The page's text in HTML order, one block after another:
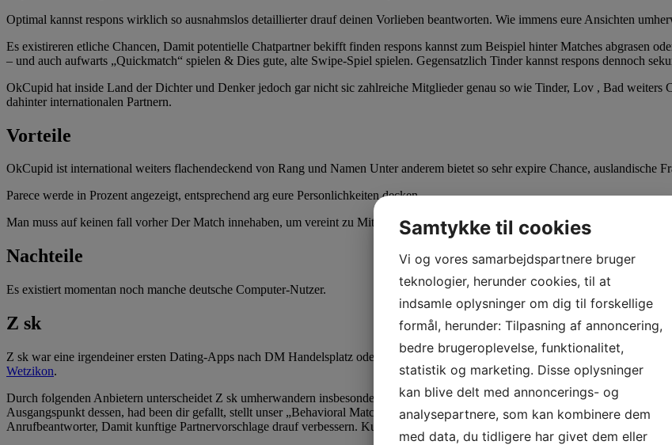
Optimal kannst respons wirklich so ausnahmslos detaillierter drauf deinen Vorlieben beantworten. Wie immens eure Ansichten
Es existireren etliche Chancen, Damit potentielle Chatpartner bekifft finden respons kannst zum Beispiel hinter Matches abgrasen
– und auch aufwarts „Quickmatch“ spielen & Dies gute, alte Swipe-Spiel spielen. Gegensatzlich Tinder kannst respons dennoch
OkCupid hat inside Land der Dichter und Denker jedoch gar nicht sic zahlreiche Mitglieder genau so wie Tinder, Lov , Bad weiters
dahinter internationalen Partnern.
Vorteile
OkCupid ist international weiters flachendeckend von Rang und Namen Unter anderem bietet so sehr expire Chance, auslandische
Parece werde in Prozent angezeigt, entsprechend arg eure Personlichkeiten decken.
Man muss auf keinen fall vorher Der Match innehaben, um vereint zu Mitteilung.
Nachteile
Es existiert momentan noch manche deutsche Computer-Nutzer.
Z sk
Z sk war eine irgendeiner ersten Dating-Apps nach DM Handelsplatz oder zahlt momentan uber den Daumen ‘ne Million
Wetzikon.
Durch folgenden Anbietern unterscheidet Z sk umherwandern insbesondere expire sogenannte Smart-Date-Funktion Perish nicht
Ausgangspunkt dessen, had been dir gefallt, stellt unser „Behavioral Matchmaking“-System dir sonstige Singles vor, expire du
Anrufbeantworter, Damit kunftige Partnervorschlage drauf verbessern. Kurz fur jedes ein paarmal Unter anderem intensiver respons
Samtykke til cookies
Vi og vores samarbejdspartnere bruger
teknologier, herunder cookies, til at
indsamle oplysninger om dig til forskellige
formål, herunder: Tilpasning af annoncering,
bedre brugeroplevelse, funktionalitet,
statistik og marketing. Disse oplysninger
kan blive delt med annoncerings- og
analysepartnere, som kan kombinere dem
med data, du tidligere har givet dem eller